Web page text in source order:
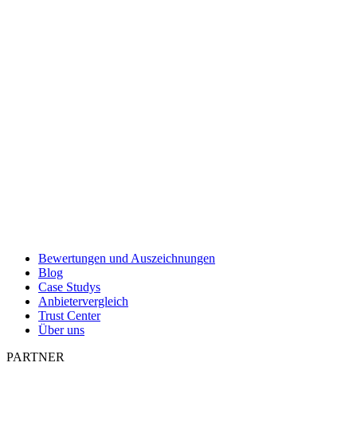
Bewertungen und Auszeichnungen
Blog
Case Studys
Anbietervergleich
Trust Center
Über uns
PARTNER